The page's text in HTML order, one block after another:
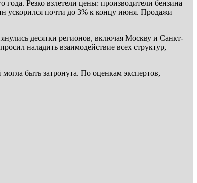
Резко взлетели цены: производители бензина
ускорился почти до 3% к концу июня. Продажи
десятки регионов, включая Москву и Санкт-
наладить взаимодействие всех структур,
быть затронута. По оценкам экспертов,